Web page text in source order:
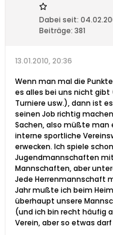
Dabei seit:
Beiträge: 381
13.01.2010, 20:36
Wenn man mal die
es alles bei uns nicht
Turniere usw.), dann ist
seinen Job richtig
Sachen, also müßte man
interne sportliche
erwecken. Ich spiele
Jugendmannschaften
Mannschaften, aber
Jede Herrenmannschaft
Jahr mußte ich beim
überhaupt unsere
(und ich bin recht häufig
Verein, aber so etwas